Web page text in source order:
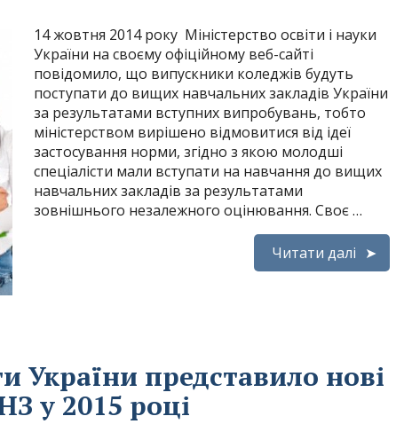
14 жовтня 2014 року Міністерство освіти і науки
України на своєму офіційному веб-сайті
повідомило, що випускники коледжів будуть
поступати до вищих навчальних закладів України
за результатами вступних випробувань, тобто
міністерством вирішено відмовитися від ідеї
застосування норми, згідно з якою молодші
спеціалісти мали вступати на навчання до вищих
навчальних закладів за результатами
зовнішнього незалежного оцінювання. Своє …
Читати далі
України представило нові
у 2015 році